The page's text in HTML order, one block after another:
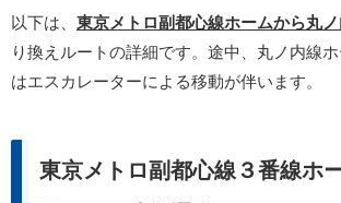
以下は、 東京メトロ副都心線ホームから丸
り換えルートの詳細です。途中、丸ノ内線
はエスカレーターによる移動が伴います。
東京メトロ副都心線３番線ホ